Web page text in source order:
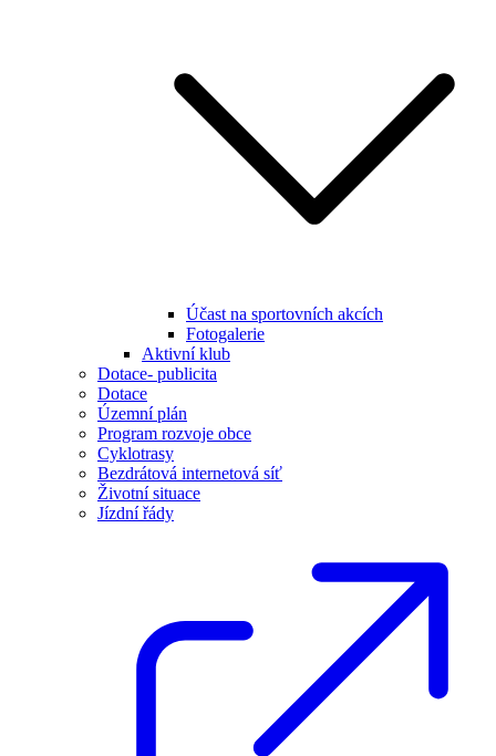
Účast na sportovních akcích
Fotogalerie
Aktivní klub
Dotace- publicita
Dotace
Územní plán
Program rozvoje obce
Cyklotrasy
Bezdrátová internetová síť
Životní situace
Jízdní řády